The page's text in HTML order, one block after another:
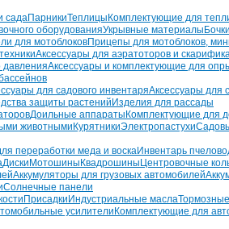
садаПарникиТеплицы Комплектующие для
оборудованияУкрывные материалы
для мотоблоковПрицепы для мотоблоков,
Аксессуары для аэратоторов и
давленияАксессуары и комплектующие для
для садового инвентаряАксессуары для
защиты растений Изделия для рассады
Доильные аппараты Комплектующие для
животными КурятникиЭлектропастухи
переработки меда и воскаИнвентарь
Диски Мотошины Квадрошины Центровочные
Аккумуляторы для грузовых автомобилей
Солнечные панели
Присадки Индустриальные масла
усилители Комплектующие для